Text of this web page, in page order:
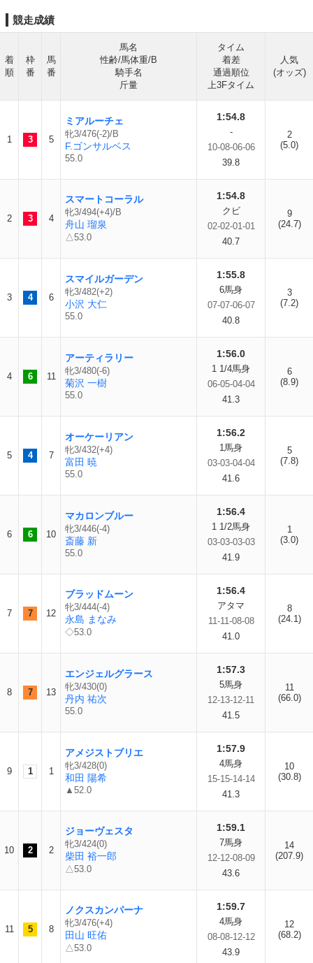
競走成績
着
順
枠
番
馬
番
馬名
性齢/馬体重/B
騎手名
斤量
タイム
着差
通過順位
上3Fタイム
人気
(オッズ)
1 3 5
ミアルーチェ
牝3/476(-2)/B
F.ゴンサルベス
55.0
1:54.8
-
10-08-06-06
39.8
2
(5.0)
2 3 4
スマートコーラル
牝3/494(+4)/B
舟山 瑠泉
△53.0
1:54.8
クビ
02-02-01-01
40.7
9
(24.7)
3 4 6
スマイルガーデン
牝3/482(+2)
小沢 大仁
55.0
1:55.8
6馬身
07-07-06-07
40.8
3
(7.2)
4 6 11
アーティラリー
牝3/480(-6)
菊沢 一樹
55.0
1:56.0
1 1/4馬身
06-05-04-04
41.3
6
(8.9)
5 4 7
オーケーリアン
牝3/432(+4)
富田 暁
55.0
1:56.2
1馬身
03-03-04-04
41.6
5
(7.8)
6 6 10
マカロンブルー
牝3/446(-4)
斎藤 新
55.0
1:56.4
1 1/2馬身
03-03-03-03
41.9
1
(3.0)
7 7 12
ブラッドムーン
牝3/444(-4)
永島 まなみ
◇53.0
1:56.4
アタマ
11-11-08-08
41.0
8
(24.1)
8 7 13
エンジェルグラース
牝3/430(0)
丹内 祐次
55.0
1:57.3
5馬身
12-13-12-11
41.5
11
(66.0)
9 1 1
アメジストブリエ
牝3/428(0)
和田 陽希
▲52.0
1:57.9
4馬身
15-15-14-14
41.3
10
(30.8)
10 2 2
ジョーヴェスタ
牝3/424(0)
柴田 裕一郎
△53.0
1:59.1
7馬身
12-12-08-09
43.6
14
(207.9)
11 5 8
ノクスカンパーナ
牝3/476(+4)
田山 旺佑
△53.0
1:59.7
4馬身
08-08-12-12
43.9
12
(68.2)